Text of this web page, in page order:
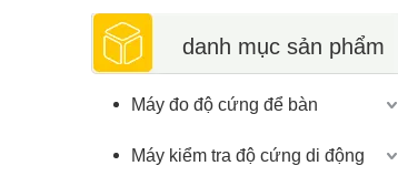
danh mục sản phẩm
Máy đo độ cứng để bàn
Máy kiểm tra độ cứng di động